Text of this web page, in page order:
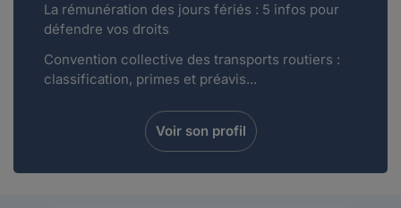
La rémunération des jours fériés : 5 infos pour
défendre vos droits
Convention collective des transports routiers :
classification, primes et préavis...
Voir son profil